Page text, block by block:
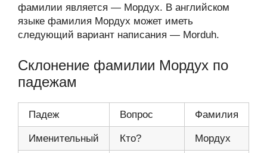
фамилии является — Мордух. В английском
языке фамилия Мордух может иметь
следующий вариант написания — Morduh.
Склонение фамилии Мордух по
падежам
Падеж Вопрос Фамилия
Именительный Кто? Мордух